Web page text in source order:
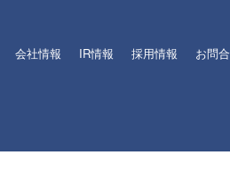
会社情報 IR情報 採用情報 お問